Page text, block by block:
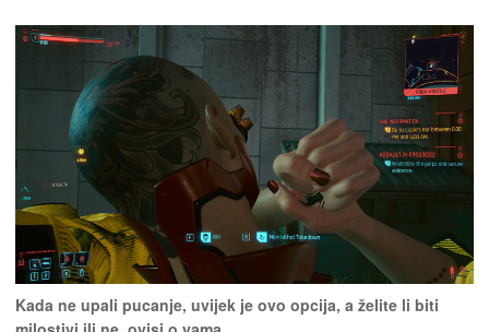
Kada ne upali pucanje, uvijek je ovo opcija, a želite li biti